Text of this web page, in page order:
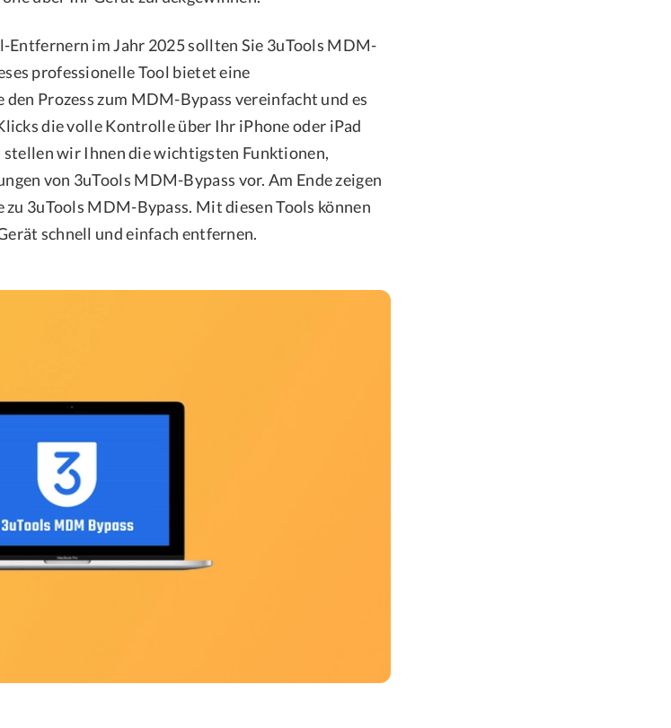
im Jahr 2025 sollten Sie 3uTools MDM-
professionelle Tool bietet eine
Prozess zum MDM-Bypass vereinfacht und es
die volle Kontrolle über Ihr iPhone oder iPad
wir Ihnen die wichtigsten Funktionen,
von 3uTools MDM-Bypass vor. Am Ende zeigen
3uTools MDM-Bypass. Mit diesen Tools können
schnell und einfach entfernen.